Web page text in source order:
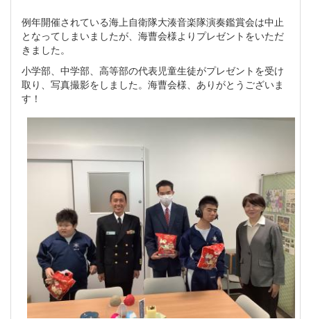
例年開催されている海上自衛隊大湊音楽隊演奏鑑賞会は中止
となってしまいましたが、海曹会様よりプレゼントをいただ
きました。
小学部、中学部、高等部の代表児童生徒がプレゼントを受け
取り、写真撮影をしました。海曹会様、ありがとうございま
す！